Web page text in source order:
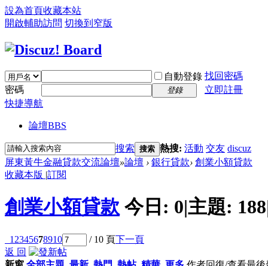
設為首頁收藏本站
開啟輔助訪問 切換到窄版
自動登錄 找回密碼
密碼
登錄
立即註冊
快捷導航
論壇BBS
搜索 搜索 熱搜: 活動 交友 discuz
屏東黃牛金融貸款交流論壇»論壇 › 銀行貸款› 創業小額貸款
收藏本版 |訂閱
創業小額貸款 今日: 0|主題: 188
1 2345678910 / 10 頁下一頁
返 回